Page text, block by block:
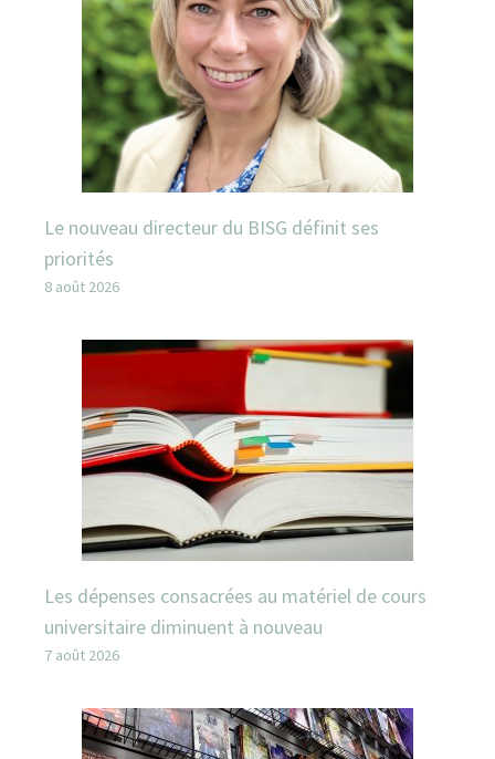
Le nouveau directeur du BISG définit ses
priorités
8 août 2026
Les dépenses consacrées au matériel de cours
universitaire diminuent à nouveau
7 août 2026